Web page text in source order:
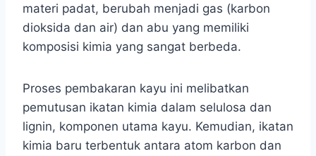
materi padat, berubah menjadi gas (karbon
dioksida dan air) dan abu yang memiliki
komposisi kimia yang sangat berbeda.
Proses pembakaran kayu ini melibatkan
pemutusan ikatan kimia dalam selulosa dan
lignin, komponen utama kayu. Kemudian, ikatan
kimia baru terbentuk antara atom karbon dan